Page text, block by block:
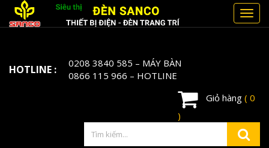
HOTLINE : 0208 3840 585 – MÁY BÀN
0866 115 966 – HOTLINE
Giỏ hàng ( 0
)